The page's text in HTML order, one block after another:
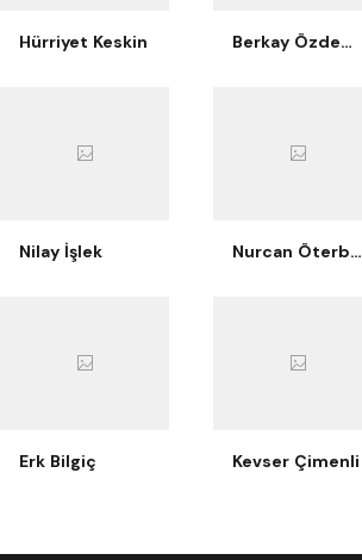
Hürriyet Keskin Berkay Özdemir
Nilay İşlek Nurcan Öterbübül Tatari
Erk Bilgiç Kevser Çimenli